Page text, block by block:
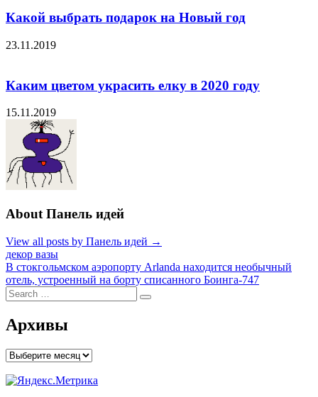
Какой выбрать подарок на Новый год
23.11.2019
Каким цветом украсить елку в 2020 году
15.11.2019
About Панель идей
View all posts by Панель идей →
Навигация
по
записям
декор вазы
В стокгольмском аэропорту Arlanda находится необычный
отель, устроенный на борту списанного Боинга-747
Search
for:
Search
Архивы
Архивы